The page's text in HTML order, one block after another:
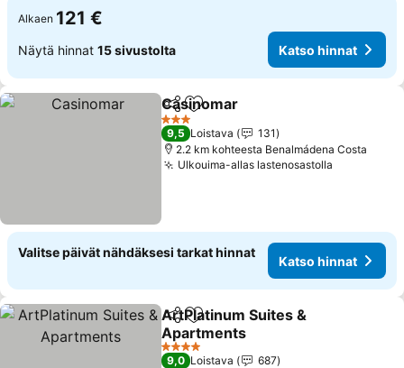
Alkaen 121 €
Näytä hinnat 15 sivustolta Katso hinnat
Jaa Lisää suosikkeihin
Casinomar
3 Tähtiluokitus
9,5 Loistava
131
2.2 km kohteesta Benalmádena Costa
Ulkouima-allas lastenosastolla
Valitse päivät nähdäksesi tarkat hinnat
Katso hinnat
Jaa Lisää suosikkeihin
ArtPlatinum Suites &
Apartments
Katso hinnat
4 Tähtiluokitus
9,0 Loistava
687